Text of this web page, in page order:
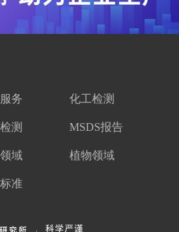
务 化工检测
测 MSDS报告
域 植物领域
准